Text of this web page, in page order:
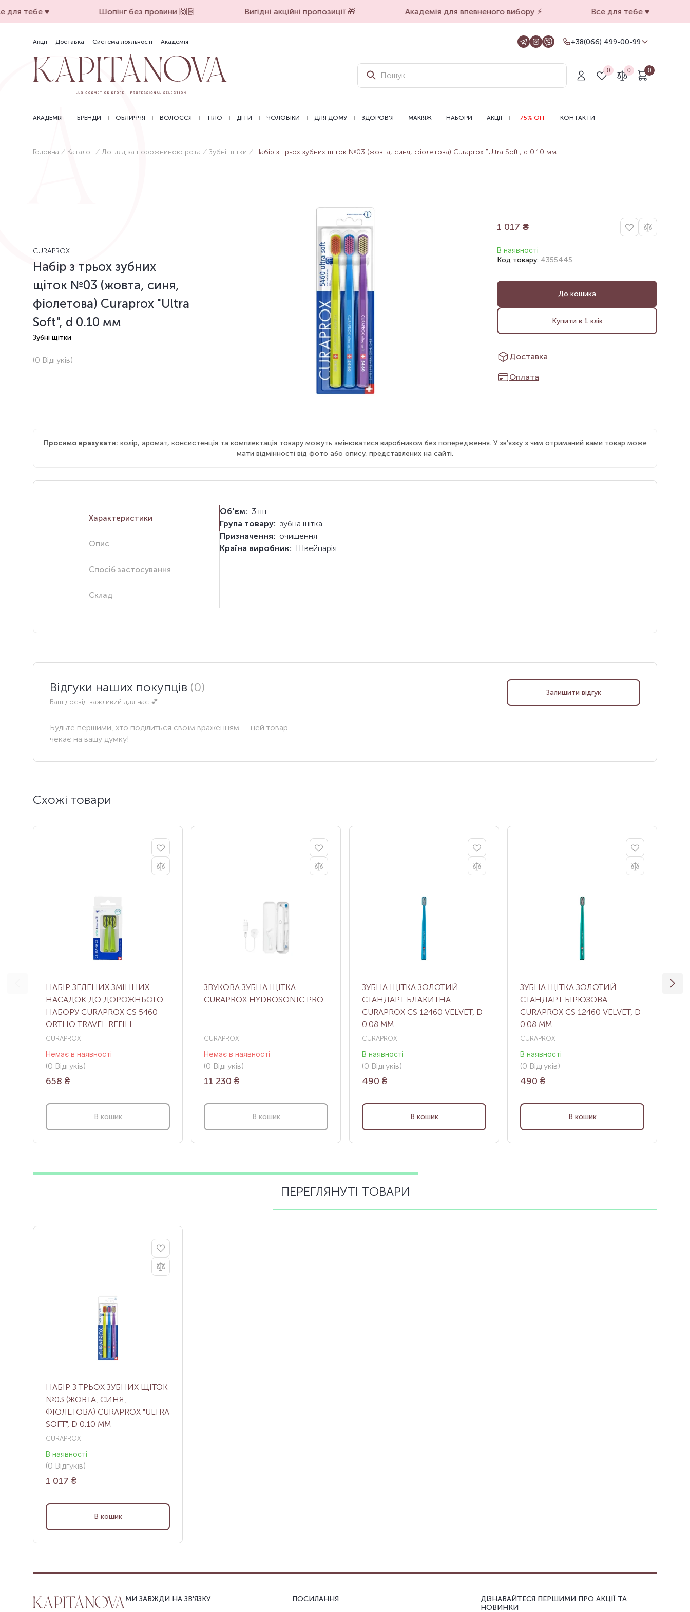
тебе ♥️ Шопінг без провини 🙌🏻 Вигідні акційні пропозиції 🎁 Академія для впевненого вибору ⚡️ Все для тебе ♥️
Акції Доставка Система лояльності Академія
+38(066) 499-00-99
Для замовлень на сайті
+38(099) 069-90-00
Магазин Харків
Оформлення замовлень на сайті
0 0 0
АКАДЕМІЯ БРЕНДИ ОБЛИЧЧЯ ВОЛОССЯ ТІЛО ДІТИ ЧОЛОВІКИ ДЛЯ ДОМУ ЗДОРОВ'Я МАКІЯЖ НАБОРИ АКЦІЇ -75% OFF КОНТАКТИ
Головна Каталог Догляд за порожниною рота Зубні щітки Набір з трьох зубних щіток №03 (жовта, синя, фіолетова) Curaprox "Ultra Soft", d 0.10 мм
CURAPROX
Набір з трьох зубних
щіток №03 (жовта, синя,
фіолетова) Curaprox "Ultra
Soft", d 0.10 мм
Зубні щітки
(0 Відгуків)
1 017 ₴
В наявності
Код товару: 4355445
До кошика
Купити в 1 клік
Доставка
Оплата
Просимо врахувати: колір, аромат, консистенція та комплектація товару можуть змінюватися виробником без попередження. У зв'язку з чим отриманий вами товар може
мати відмінності від фото або опису, представлених на сайті.
Характеристики
Опис
Спосіб застосування
Склад
Об'єм: 3 шт
Група товару: зубна щітка
Призначення: очищення
Країна виробник: Швейцарія
Відгуки наших покупців (0)
Ваш досвід важливий для нас 💕
Залишити відгук
Будьте першими, хто поділиться своїм враженням — цей товар
чекає на вашу думку!
Схожі товари
НАБІР ЗЕЛЕНИХ ЗМІННИХ
НАСАДОК ДО ДОРОЖНЬОГО
НАБОРУ CURAPROX CS 5460
ORTHO TRAVEL REFILL
CURAPROX
Немає в наявності
(0 Відгуків)
658 ₴
В кошик
ЗВУКОВА ЗУБНА ЩІТКА
CURAPROX HYDROSONIC PRO
CURAPROX
Немає в наявності
(0 Відгуків)
11 230 ₴
В кошик
ЗУБНА ЩІТКА ЗОЛОТИЙ
СТАНДАРТ БЛАКИТНА
CURAPROX CS 12460 VELVET, D
0.08 ММ
CURAPROX
В наявності
(0 Відгуків)
490 ₴
В кошик
ЗУБНА ЩІТКА ЗОЛОТИЙ
СТАНДАРТ БІРЮЗОВА
CURAPROX CS 12460 VELVET, D
0.08 ММ
CURAPROX
В наявності
(0 Відгуків)
490 ₴
В кошик
ПЕРЕГЛЯНУТІ ТОВАРИ
НАБІР З ТРЬОХ ЗУБНИХ ЩІТОК
№03 (ЖОВТА, СИНЯ,
ФІОЛЕТОВА) CURAPROX "ULTRA
SOFT", D 0.10 ММ
CURAPROX
В наявності
(0 Відгуків)
1 017 ₴
В кошик
МИ ЗАВЖДИ НА ЗВ'ЯЗКУ
ПОСИЛАННЯ
ДІЗНАВАЙТЕСЯ ПЕРШИМИ ПРО АКЦІЇ ТА
НОВИНКИ